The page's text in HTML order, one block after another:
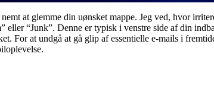
at glemme din uønsket mappe. Jeg ved, hvor
“Junk”. Denne er typisk i venstre side af din
For at undgå at gå glip af essentielle e-mails i